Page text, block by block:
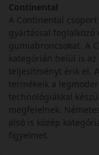
Continental
A Continental
gyártással foglalkozó
gumiabroncsokat. A
kategórián belül is
teljesítményt érik el.
termékeik a
technológiákkal
megfelelnek.
alsó is közép
figyelmet.